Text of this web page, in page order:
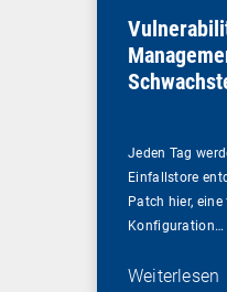
Jeden Tag
Einfallstore
Patch hier,
Konfiguration…
Weiterlesen